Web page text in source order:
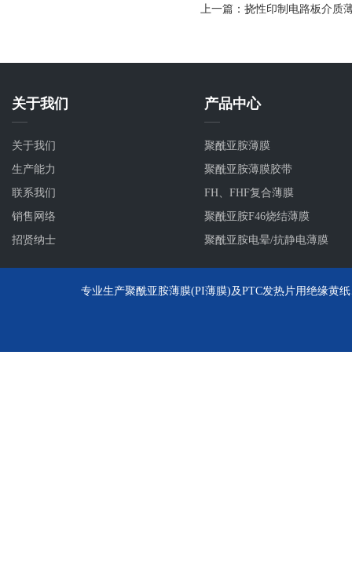
上一篇：挠性印制电路板介质
关于我们
关于我们
生产能力
联系我们
销售网络
招贤纳士
产品中心
聚酰亚胺薄膜
聚酰亚胺薄膜胶带
FH、FHF复合薄膜
聚酰亚胺F46烧结薄膜
聚酰亚胺电晕/抗静电薄膜
专业生产聚酰亚胺薄膜(PI薄膜)及PTC发热片用绝缘黄